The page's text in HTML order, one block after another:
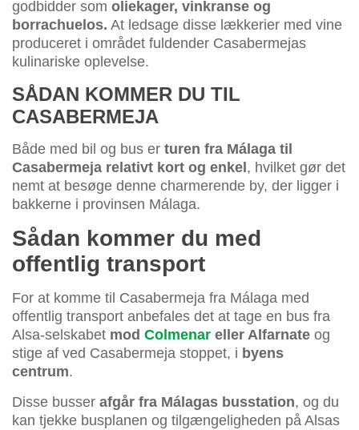
godbidder som oliekager, vinkranse og
borrachuelos. At ledsage disse lækkerier med vine
produceret i området fuldender Casabermejas
kulinariske oplevelse.
SÅDAN KOMMER DU TIL
CASABERMEJA
Både med bil og bus er turen fra Málaga til
Casabermeja relativt kort og enkel , hvilket gør det
nemt at besøge denne charmerende by, der ligger i
bakkerne i provinsen Málaga.
Sådan kommer du med
offentlig transport
For at komme til Casabermeja fra Málaga med
offentlig transport anbefales det at tage en bus fra
Alsa-selskabet mod Colmenar eller Alfarnate og
stige af ved Casabermeja stoppet, i byens
centrum.
Disse busser afgår fra Málagas busstation, og du
kan tjekke busplanen og tilgængeligheden på Alsas